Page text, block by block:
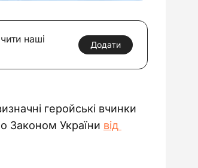
наші
Додати
геройські вчинки
Законом України від